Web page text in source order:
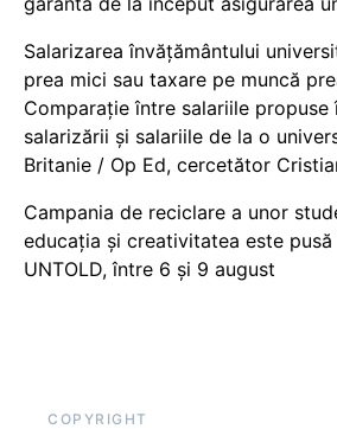
Salarizarea învățământului
prea mici sau taxare pe muncă
Comparație între salariile propuse
salarizării și salariile de la o
Britanie / Op Ed, cercetător
Campania de reciclare a unor
educația și creativitatea este
UNTOLD, între 6 și 9 august
COPYRIGHT